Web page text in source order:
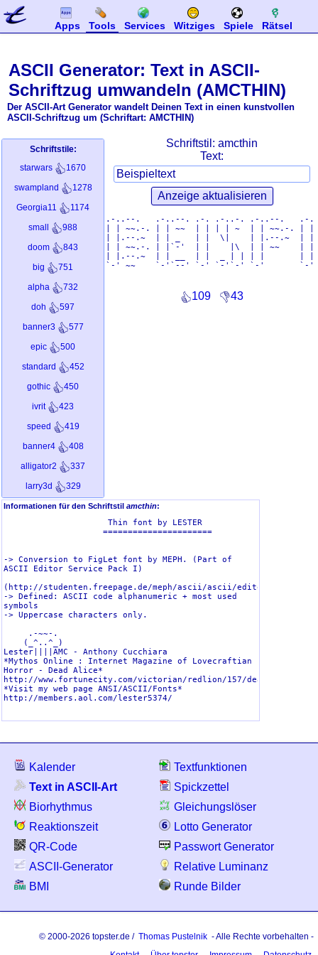
Apps Tools Services Witziges Spiele Rätsel
ASCII Generator: Text in ASCII-
Schriftzug umwandeln (AMCTHIN)
Der ASCII-Art Generator wandelt Deinen Text in einen kunstvollen
ASCII-Schriftzug um (Schriftart: AMCTHIN)
Schriftstile:
starwars
1670
swampland
1278
Georgia11
1174
small
988
doom
843
big
751
alpha
732
doh
597
banner3
577
epic
500
standard
452
gothic
450
ivrit
423
speed
419
banner4
408
alligator2
337
larry3d
329
smkeyboard
313
sub-zero
249
dosrebel
221
kontoslant
colossal
contrast
192
term
188
konto
181
slant
171
fender
166
broadway
166
wow
163
isometric3
159
linux
156
banner
Schriftstil: amcthin
Text:
.-..--.   .-..--. .-. .-..-. .-..--.
| | ~~.-. | | ~~  | | | | ~  | | ~~.-.
| |.--.~  | | _   | |  \|    | |.--.~
| | ~~.-. | |`-'  | |    |\  | | ~~
| |.--.~  | | __  | |  _ | | | |
`-' ~~    `-'`--' `-' `-'`-' `-'
109 43
Informationen für den Schriftstil amcthin:
-> Conversion to FigLet font by MEPH. (Part of
ASCII Editor Service Pack I)
(http://studenten.freepage.de/meph/ascii/ascii/editor/
-> Defined: ASCII code alphanumeric + most used
symbols
-> Uppercase characters only.
Lester||||AMC - Anthony Cucchiara
*Mythos Online : Internet Magazine of Lovecraftian
Horror - Dead Alice*
http://www.fortunecity.com/victorian/redlion/157/deadal.htm
*Visit my web page ANSI/ASCII/Fonts*
http://members.aol.com/lester5374/
Kalender
Textfunktionen
Text in ASCII-Art
Spickzettel
Biorhythmus
Gleichungslöser
Reaktionszeit
Lotto Generator
QR-Code
Passwort Generator
ASCII-Generator
Relative Luminanz
BMI
Runde Bilder
© 2000-2026 topster.de / Thomas Pustelnik - Alle Rechte vorbehalten -